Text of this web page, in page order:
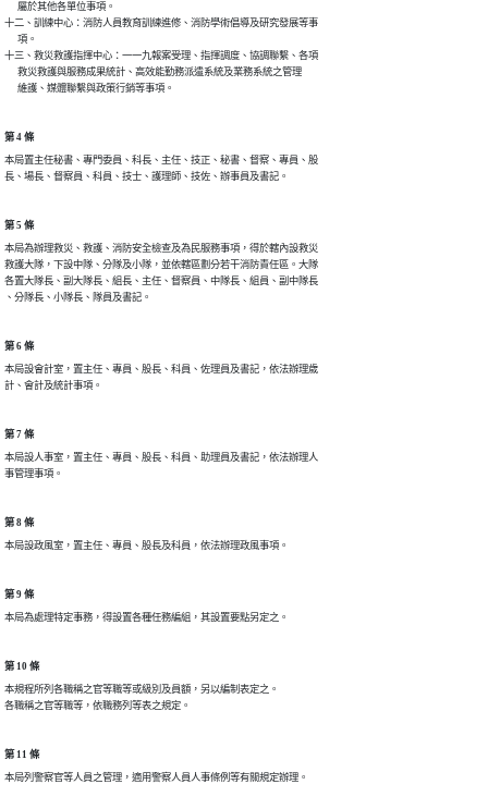
      屬於其他各單位事項。
十二、訓練中心：消防人員教育訓練進修、消防學術倡導及研究發展等事
      項。
十三、救災救護指揮中心：一一九報案受理、指揮調度、協調聯繫、各項
      救災救護與服務成果統計、高效能勤務派遣系統及業務系統之管理
      維護、媒體聯繫與政策行銷等事項。
第 4 條
本局置主任秘書、專門委員、科長、主任、技正、秘書、督察、專員、股
長、場長、督察員、科員、技士、護理師、技佐、辦事員及書記。
第 5 條
本局為辦理救災、救護、消防安全檢查及為民服務事項，得於轄內設救災
救護大隊，下設中隊、分隊及小隊，並依轄區劃分若干消防責任區。大隊
各置大隊長、副大隊長、組長、主任、督察員、中隊長、組員、副中隊長
、分隊長、小隊長、隊員及書記。
第 6 條
本局設會計室，置主任、專員、股長、科員、佐理員及書記，依法辦理歲
計、會計及統計事項。
第 7 條
本局設人事室，置主任、專員、股長、科員、助理員及書記，依法辦理人
事管理事項。
第 8 條
本局設政風室，置主任、專員、股長及科員，依法辦理政風事項。
第 9 條
本局為處理特定事務，得設置各種任務編組，其設置要點另定之。
第 10 條
本規程所列各職稱之官等職等或級別及員額，另以編制表定之。
各職稱之官等職等，依職務列等表之規定。
第 11 條
本局列警察官等人員之管理，適用警察人員人事條例等有關規定辦理。